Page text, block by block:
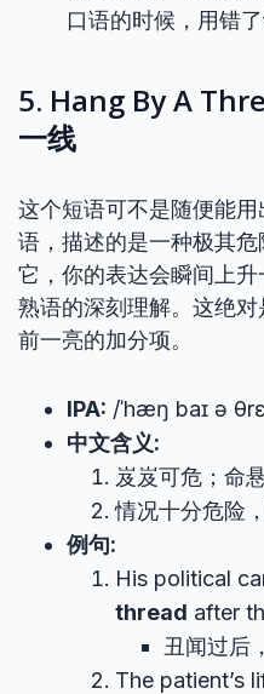
口语的时候，用错
5. Hang By A
一线
这个短语可不是随便能
语，描述的是一种极其
它，你的表达会瞬间上
熟语的深刻理解。这绝对
前一亮的加分项。
IPA: /ˈhæŋ baɪ ə
中文含义:
岌岌可危；命
情况十分危险
例句:
His political
thread after
丑闻过后
The patient’s